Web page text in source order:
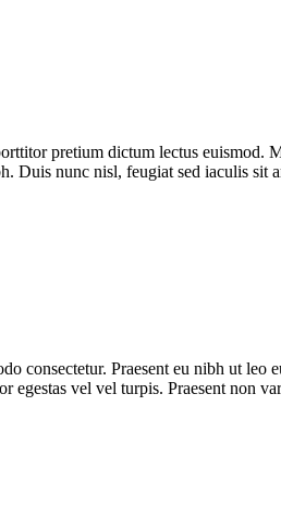
pretium dictum lectus
Duis nunc nisl, feugiat sed iaculis sit
consectetur. Praesent eu nibh ut
egestas vel vel turpis. Praesent non